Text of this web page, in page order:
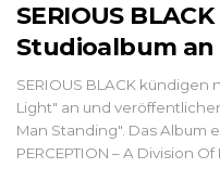
SERIOUS
Studioalbum an
SERIOUS BLACK
Light" an und
Man Standing". Das Album
PERCEPTION – A Division